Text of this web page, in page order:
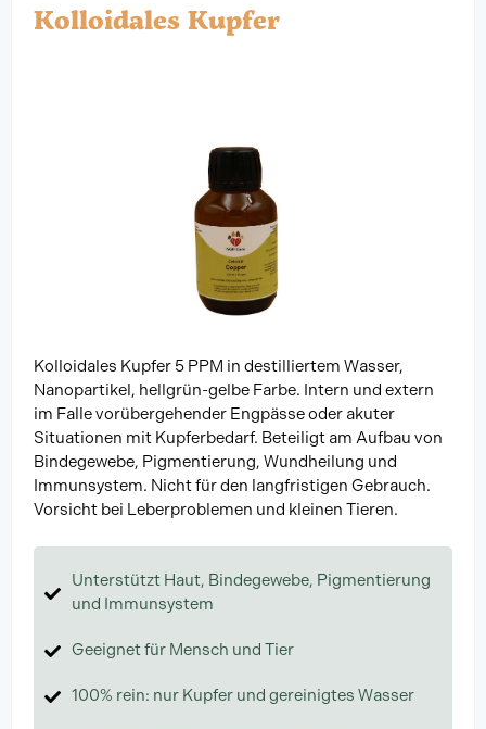
Kolloidales Kupfer
Kolloidales Kupfer 5 PPM in destilliertem Wasser,
Nanopartikel, hellgrün-gelbe Farbe. Intern und extern
im Falle vorübergehender Engpässe oder akuter
Situationen mit Kupferbedarf. Beteiligt am Aufbau von
Bindegewebe, Pigmentierung, Wundheilung und
Immunsystem. Nicht für den langfristigen Gebrauch.
Vorsicht bei Leberproblemen und kleinen Tieren.
Unterstützt Haut, Bindegewebe, Pigmentierung
und Immunsystem
Geeignet für Mensch und Tier
100% rein: nur Kupfer und gereinigtes Wasser